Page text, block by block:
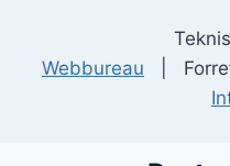
Webbureau |